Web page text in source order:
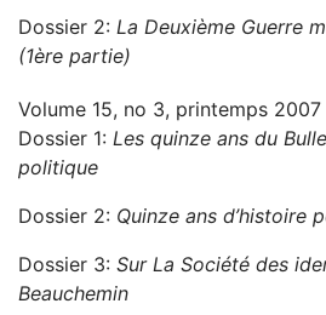
Dossier 2: La Deuxième Guerre
(1ère partie)
Volume 15, no 3, printemps 2007
Dossier 1: Les quinze ans du
politique
Dossier 2: Quinze ans d’histoire
Dossier 3: Sur La Société des
Beauchemin